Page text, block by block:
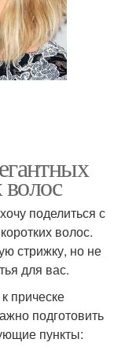
поделиться с
волос.
стрижку, но не
для вас.
прическе
подготовить
пункты: